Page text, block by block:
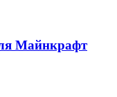
Майнкрафт